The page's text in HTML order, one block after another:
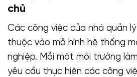
chủ
Các công việc của nhà quản
thuộc vào mô hình hệ thống
nghiệp. Mỗi một môi trường
yêu cầu thực hiện các công